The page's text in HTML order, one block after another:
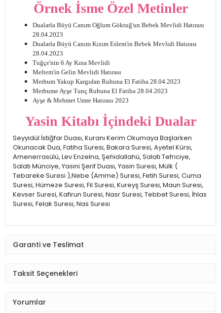
Örnek İsme Özel Metinler
Dualarla Büyü Canım Oğlum Göktuğ'un Bebek Mevlidi Hatırası
28.04.2023
Dualarla Büyü Canım Kızım Eslem'in Bebek Mevlidi Hatırası
28.04.2023
Tuğçe'nin 6 Ay Kına Mevlidi
Meltem'in Gelin Mevlidi Hatırası
Merhum Yakup Kargıdan Ruhuna El Fatiha 28.04.2023
Merhume Ayşe Tunç Ruhuna El Fatiha 28.04.2023
Ayşe & Mehmet Umre Hatırası 2023
Yasin Kitabı İçindeki Dualar
Seyyidül İstiğfar Duası, Kuranı Kerim Okumaya Başlarken
Okunacak Dua, Fatiha Suresi, Bakara Suresi, Ayetel Kürsi,
Amenerrasülü, Lev Enzelna, Şehidallahü, Salatı Tefriciye,
Salatı Münciye, Yasini Şerif Duası, Yasin Suresi, Mülk (
Tebareke Suresi ),Nebe (Amme) Suresi, Fetih Suresi, Cuma
Suresi, Hümeze Suresi, Fil Suresi, Kureyş Suresi, Maun Suresi,
Kevser Suresi, Kafirun Suresi, Nasr Suresi, Tebbet Suresi, İhlas
Suresi, Felak Suresi, Nas Suresi
Garanti ve Teslimat
Taksit Seçenekleri
Yorumlar